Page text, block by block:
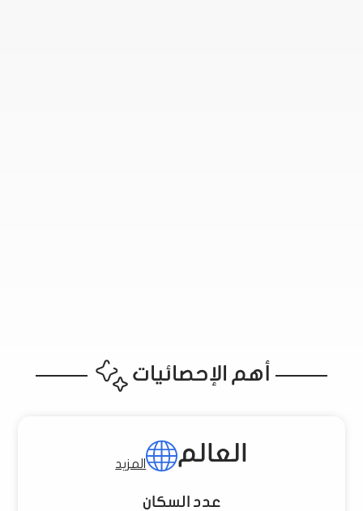
أهم الإحصائيات
العالم المزيد
عدد السكان